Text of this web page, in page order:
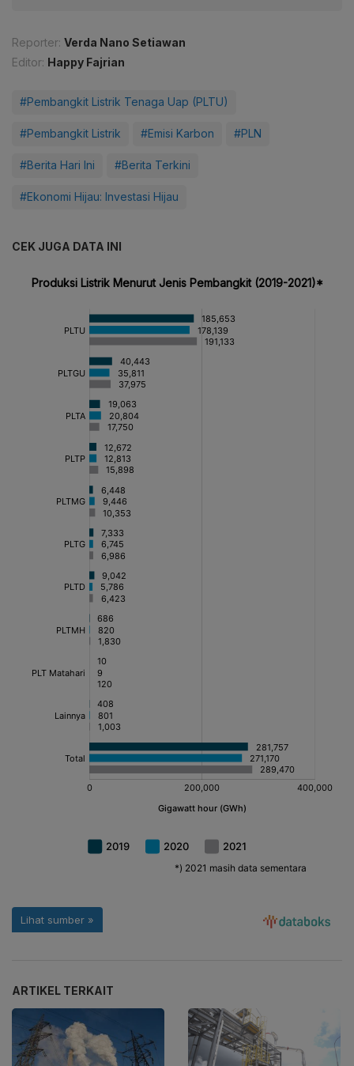
Reporter: Verda Nano Setiawan
Editor: Happy Fajrian
#Pembangkit Listrik Tenaga Uap (PLTU)
#Pembangkit Listrik #Emisi Karbon #PLN
#Berita Hari Ini #Berita Terkini
#Ekonomi Hijau: Investasi Hijau
CEK JUGA DATA INI
ARTIKEL TERKAIT